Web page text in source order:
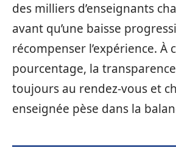
des milliers d’enseignants
avant qu’une baisse
récompenser l’expérience. À
pourcentage, la transparence
toujours au rendez-vous et
enseignée pèse dans la